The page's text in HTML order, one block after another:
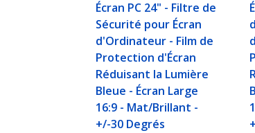
Écran PC 24" - Filtre de
Sécurité pour Écran
d'Ordinateur - Film de
Protection d'Écran
Réduisant la Lumière
Bleue - Écran Large
16:9 - Mat/Brillant -
+/-30 Degrés